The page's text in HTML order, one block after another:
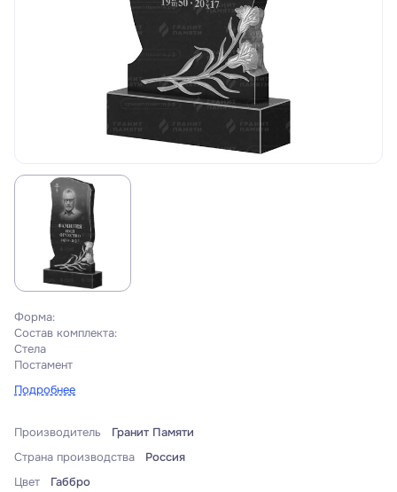
Форма:
Состав комплекта:
Стела
Постамент
Подробнее
Производитель
Гранит Памяти
Страна производства
Россия
Цвет
Габбро